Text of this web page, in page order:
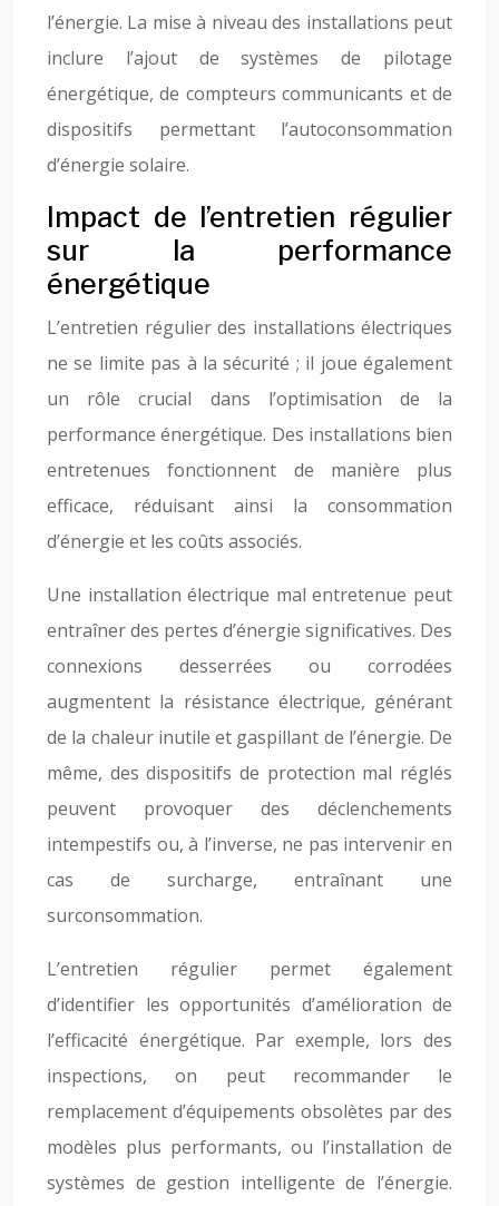
l’énergie. La mise à niveau des installations peut
inclure l’ajout de systèmes de pilotage
énergétique, de compteurs communicants et de
dispositifs permettant l’autoconsommation
d’énergie solaire.
Impact de l’entretien régulier
sur la performance
énergétique
L’entretien régulier des installations électriques
ne se limite pas à la sécurité ; il joue également
un rôle crucial dans l’optimisation de la
performance énergétique. Des installations bien
entretenues fonctionnent de manière plus
efficace, réduisant ainsi la consommation
d’énergie et les coûts associés.
Une installation électrique mal entretenue peut
entraîner des pertes d’énergie significatives. Des
connexions desserrées ou corrodées
augmentent la résistance électrique, générant
de la chaleur inutile et gaspillant de l’énergie. De
même, des dispositifs de protection mal réglés
peuvent provoquer des déclenchements
intempestifs ou, à l’inverse, ne pas intervenir en
cas de surcharge, entraînant une
surconsommation.
L’entretien régulier permet également
d’identifier les opportunités d’amélioration de
l’efficacité énergétique. Par exemple, lors des
inspections, on peut recommander le
remplacement d’équipements obsolètes par des
modèles plus performants, ou l’installation de
systèmes de gestion intelligente de l’énergie.